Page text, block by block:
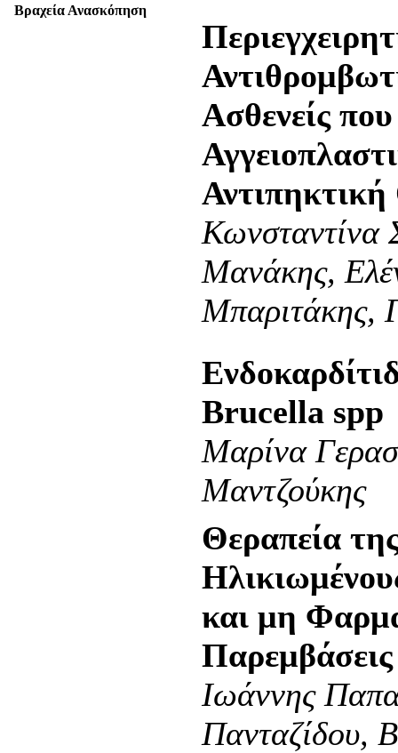
Βραχεία Ανασκόπηση
Ασθενείς
Κωνσταντίνα
Μανάκης,
Μπαριτάκης,
Brucella spp
Μαρίνα
Μαντζούκης
Θεραπεία
και μη
Παρεμβάσεις
Ιωάννης
Πανταζίδου,